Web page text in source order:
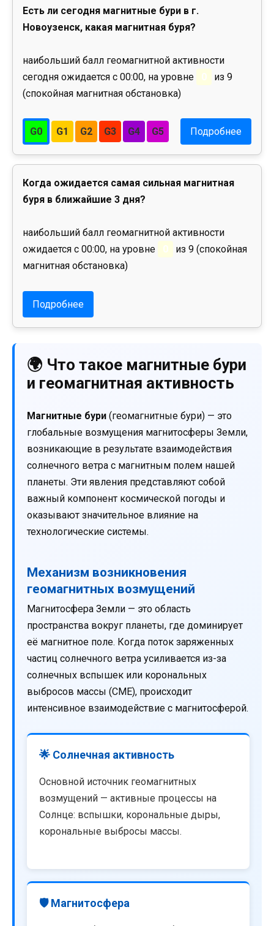
Есть ли сегодня магнитные бури в г.
Новоузенск, какая магнитная буря?
наибольший балл геомагнитной активности
сегодня ожидается с 00:00, на уровне
0
из 9
(спокойная магнитная обстановка)
G0 G1 G2 G3 G4 G5 Подробнее
Когда ожидается самая сильная магнитная
буря в ближайшие 3 дня?
наибольший балл геомагнитной активности
ожидается с 00:00, на уровне
0
из 9 (спокойная
магнитная обстановка)
Подробнее
🌍 Что такое магнитные бури
и геомагнитная активность
Магнитные бури (геомагнитные бури) — это
глобальные возмущения магнитосферы Земли,
возникающие в результате взаимодействия
солнечного ветра с магнитным полем нашей
планеты. Эти явления представляют собой
важный компонент космической погоды и
оказывают значительное влияние на
технологические системы.
Механизм возникновения
геомагнитных возмущений
Магнитосфера Земли — это область
пространства вокруг планеты, где доминирует
её магнитное поле. Когда поток заряженных
частиц солнечного ветра усиливается из-за
солнечных вспышек или корональных
выбросов массы (CME), происходит
интенсивное взаимодействие с магнитосферой.
🌟 Солнечная активность
Основной источник геомагнитных
возмущений — активные процессы на
Солнце: вспышки, корональные дыры,
корональные выбросы массы.
🛡️ Магнитосфера